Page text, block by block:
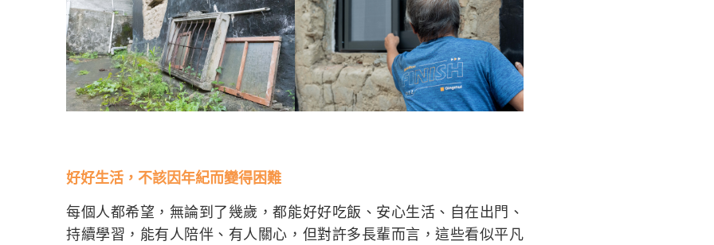
好好生活，不該因年紀而變得困難
每個人都希望，無論到了幾歲，都能好好吃飯、安心生活、自在出門、
持續學習，能有人陪伴、有人關心，但對許多長輩而言，這些看似平凡